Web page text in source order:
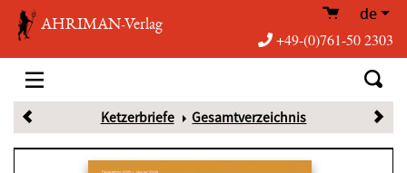
AHRIMAN-Verlag de
+49-(0)761-50 2303
Ketzerbriefe Gesamtverzeichnis